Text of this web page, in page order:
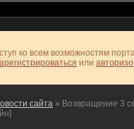
ко всем возможностям
или
сайта » Возвращение 3